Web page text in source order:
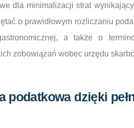
dla minimalizacji strat
o prawidłowym rozliczaniu
a także o
zobowiązań wobec urzędu
podatkowa dzięki